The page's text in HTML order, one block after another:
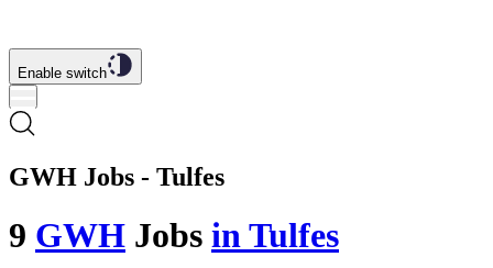
Enable switch
GWH Jobs - Tulfes
9 GWH Jobs in Tulfes